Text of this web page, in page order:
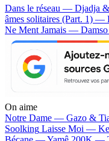
Dans le réseau — Djadja
âmes solitaires (Part. 1) —
Ne Ment Jamais — Damso
On aime
Notre Dame — Gazo &
Soolking Laisse Moi —